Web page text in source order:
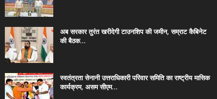
अब सरकार तुरंत खरीदेगी टाउनशिप की जमीन, सम्राट कैबिनेट
की बैठक...
स्वतंत्रता सेनानी उत्तराधिकारी परिवार समिति का राष्ट्रीय मासिक
कार्यक्रम, असम सीएम...